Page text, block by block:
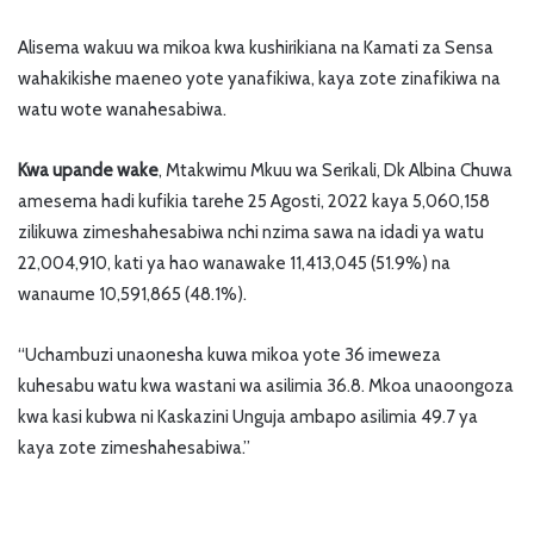
Alisema wakuu wa mikoa kwa kushirikiana na Kamati za Sensa
wahakikishe maeneo yote yanafikiwa, kaya zote zinafikiwa na
watu wote wanahesabiwa.
Kwa upande wake, Mtakwimu Mkuu wa Serikali, Dk Albina Chuwa
amesema hadi kufikia tarehe 25 Agosti, 2022 kaya 5,060,158
zilikuwa zimeshahesabiwa nchi nzima sawa na idadi ya watu
22,004,910, kati ya hao wanawake 11,413,045 (51.9%) na
wanaume 10,591,865 (48.1%).
“Uchambuzi unaonesha kuwa mikoa yote 36 imeweza
kuhesabu watu kwa wastani wa asilimia 36.8. Mkoa unaoongoza
kwa kasi kubwa ni Kaskazini Unguja ambapo asilimia 49.7 ya
kaya zote zimeshahesabiwa.”